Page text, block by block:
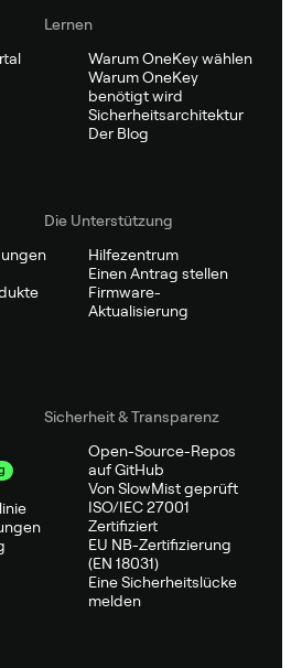
Lernen
Warum OneKey wählen
Warum OneKey
benötigt wird
Sicherheitsarchitektur
Der Blog
Die Unterstützung
Hilfezentrum
Einen Antrag stellen
Firmware-
Aktualisierung
Sicherheit & Transparenz
Open-Source-Repos
auf GitHub
Von SlowMist geprüft
ISO/IEC 27001
Zertifiziert
EU NB-Zertifizierung
(EN 18031)
Eine Sicherheitslücke
melden